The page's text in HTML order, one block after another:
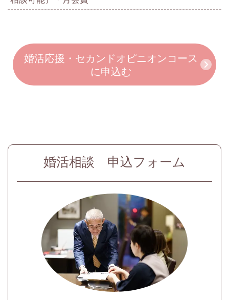
婚活応援・セカンドオピニオンコース
に申込む
婚活相談 申込フォーム